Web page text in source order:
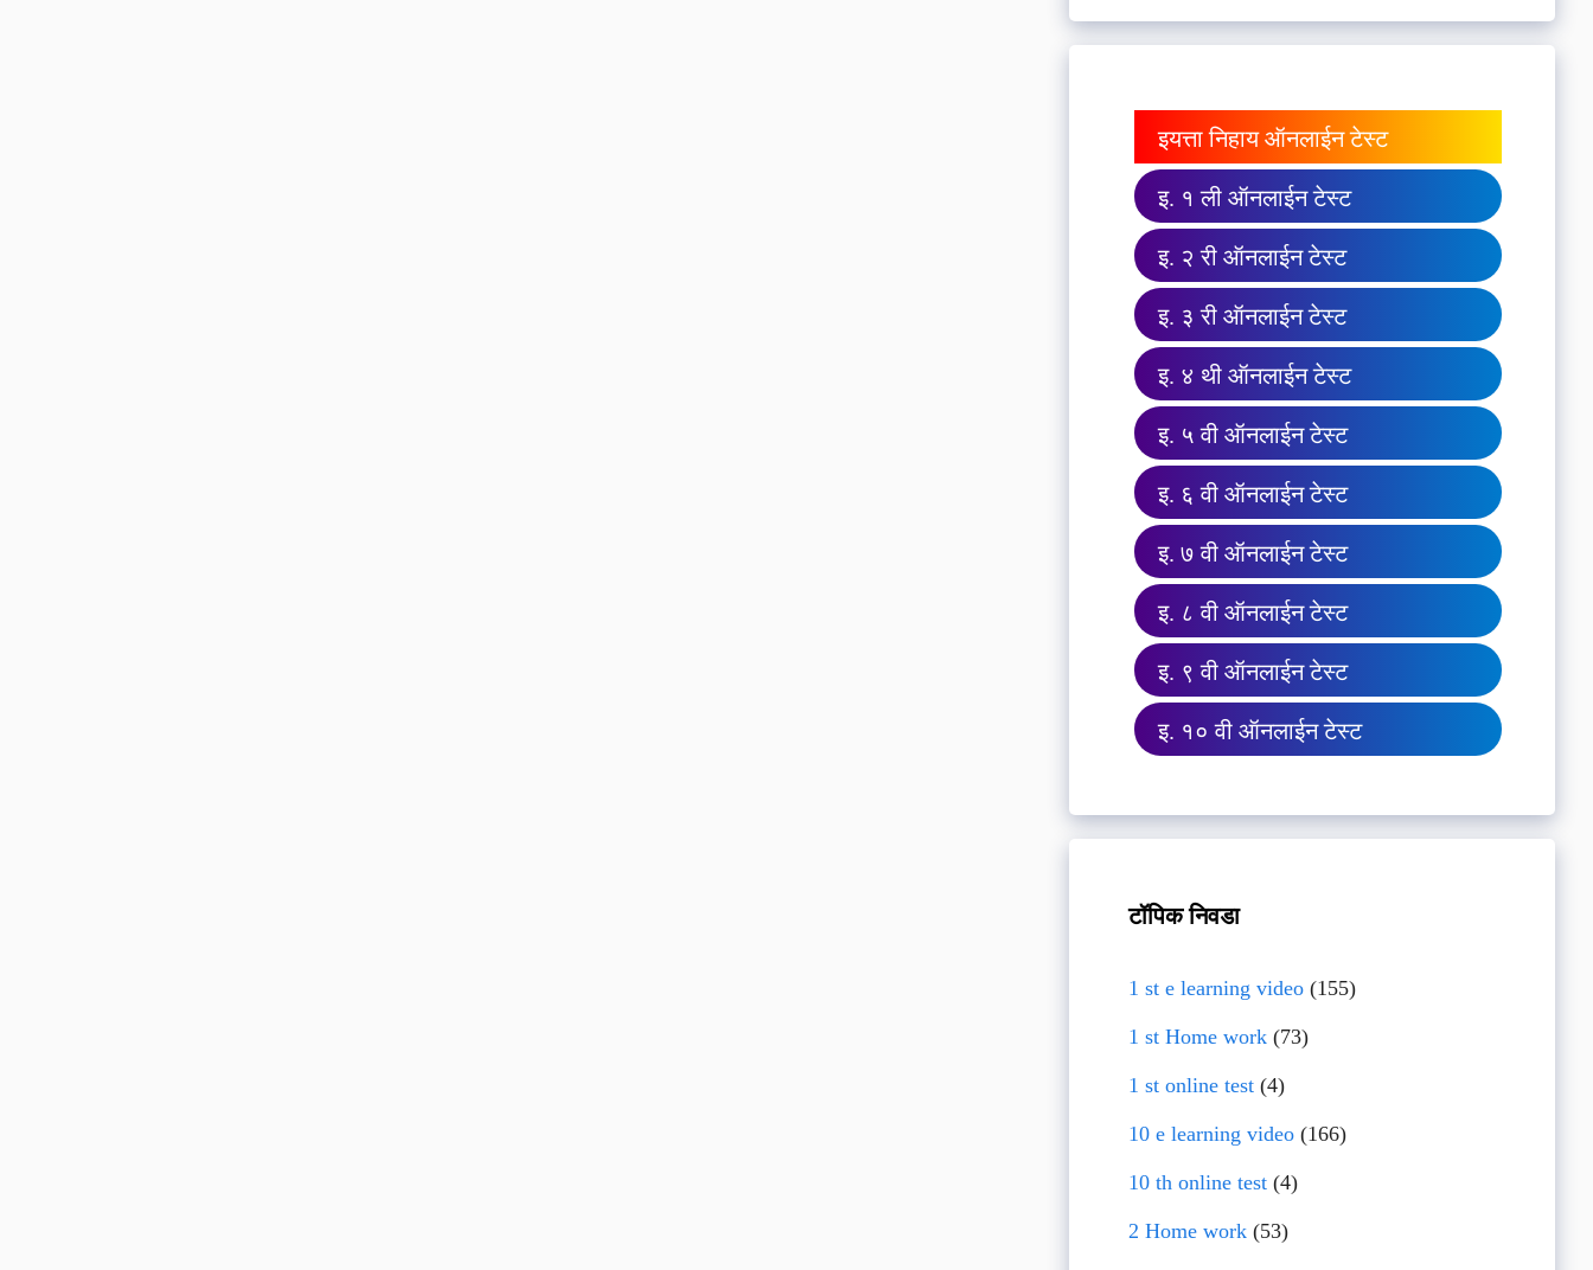
इयत्ता निहाय ऑनलाईन टेस्ट
इ. १ ली ऑनलाईन टेस्ट
इ. २ री ऑनलाईन टेस्ट
इ. ३ री ऑनलाईन टेस्ट
इ. ४ थी ऑनलाईन टेस्ट
इ. ५ वी ऑनलाईन टेस्ट
इ. ६ वी ऑनलाईन टेस्ट
इ. ७ वी ऑनलाईन टेस्ट
इ. ८ वी ऑनलाईन टेस्ट
इ. ९ वी ऑनलाईन टेस्ट
इ. १० वी ऑनलाईन टेस्ट
टॉपिक निवडा
1 st e learning video(155)
1 st Home work(73)
1 st online test(4)
10 e learning video(166)
10 th online test(4)
2 Home work(53)